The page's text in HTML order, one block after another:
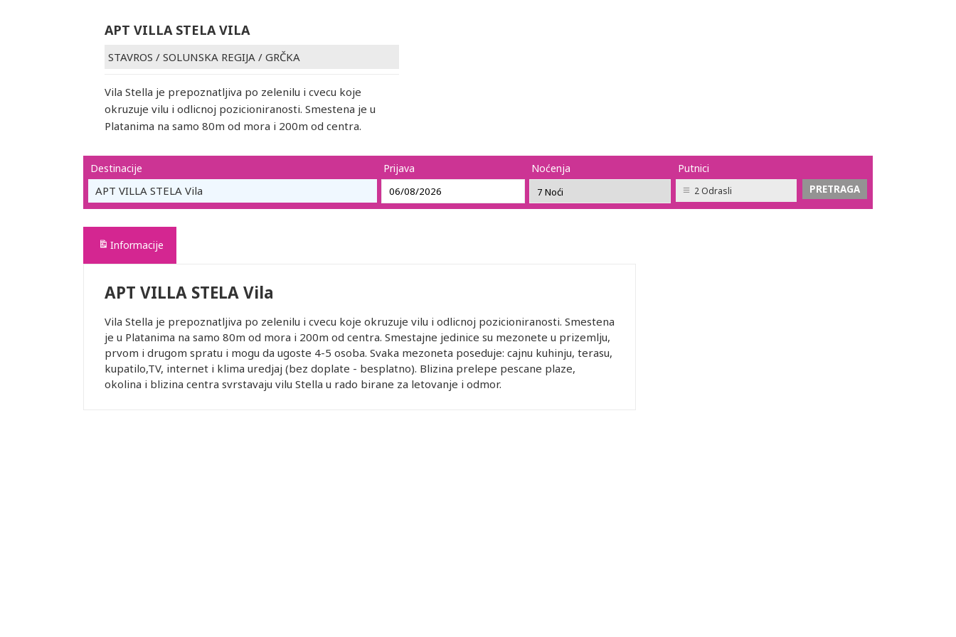
APT VILLA STELA VILA
STAVROS / SOLUNSKA REGIJA / GRČKA
Vila Stella je prepoznatljiva po zelenilu i cvecu koje
okruzuje vilu i odlicnoj pozicioniranosti. Smestena je u
Platanima na samo 80m od mora i 200m od centra.
Destinacije
APT VILLA STELA Vila
Prijava Noćenja Putnici
2 Odrasli
Informacije
APT VILLA STELA Vila
Vila Stella je prepoznatljiva po zelenilu i cvecu koje okruzuje vilu i odlicnoj pozicioniranosti. Smestena
je u Platanima na samo 80m od mora i 200m od centra. Smestajne jedinice su mezonete u prizemlju,
prvom i drugom spratu i mogu da ugoste 4-5 osoba. Svaka mezoneta poseduje: cajnu kuhinju, terasu,
kupatilo,TV, internet i klima uredjaj (bez doplate - besplatno). Blizina prelepe pescane plaze,
okolina i blizina centra svrstavaju vilu Stella u rado birane za letovanje i odmor.